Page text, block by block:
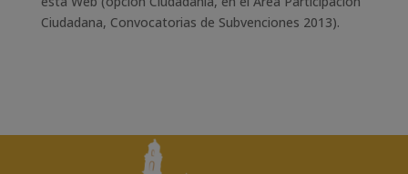
Ciudadana, Convocatorias de Subvenciones 2013).